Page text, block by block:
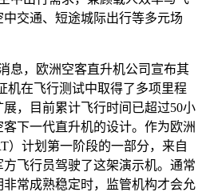
交通、短途城际出行等多元场
息，欧洲空客直升机公司宣布其
机在飞行测试中取得了多项里程
，目前累计飞行时间已超过50小
下一代直升机的设计。作为欧洲
）计划第一阶段的一部分，来自
飞行员驾驶了这架演示机。通常
常成熟稳定时，监管机构才会允